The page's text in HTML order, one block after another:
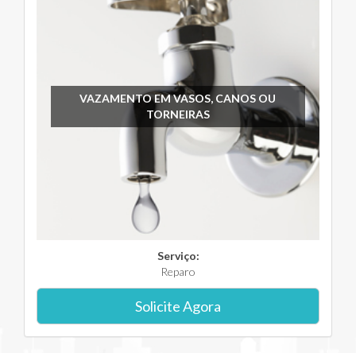
VAZAMENTO EM VASOS, CANOS OU
TORNEIRAS
Serviço:
Reparo
Solicite Agora